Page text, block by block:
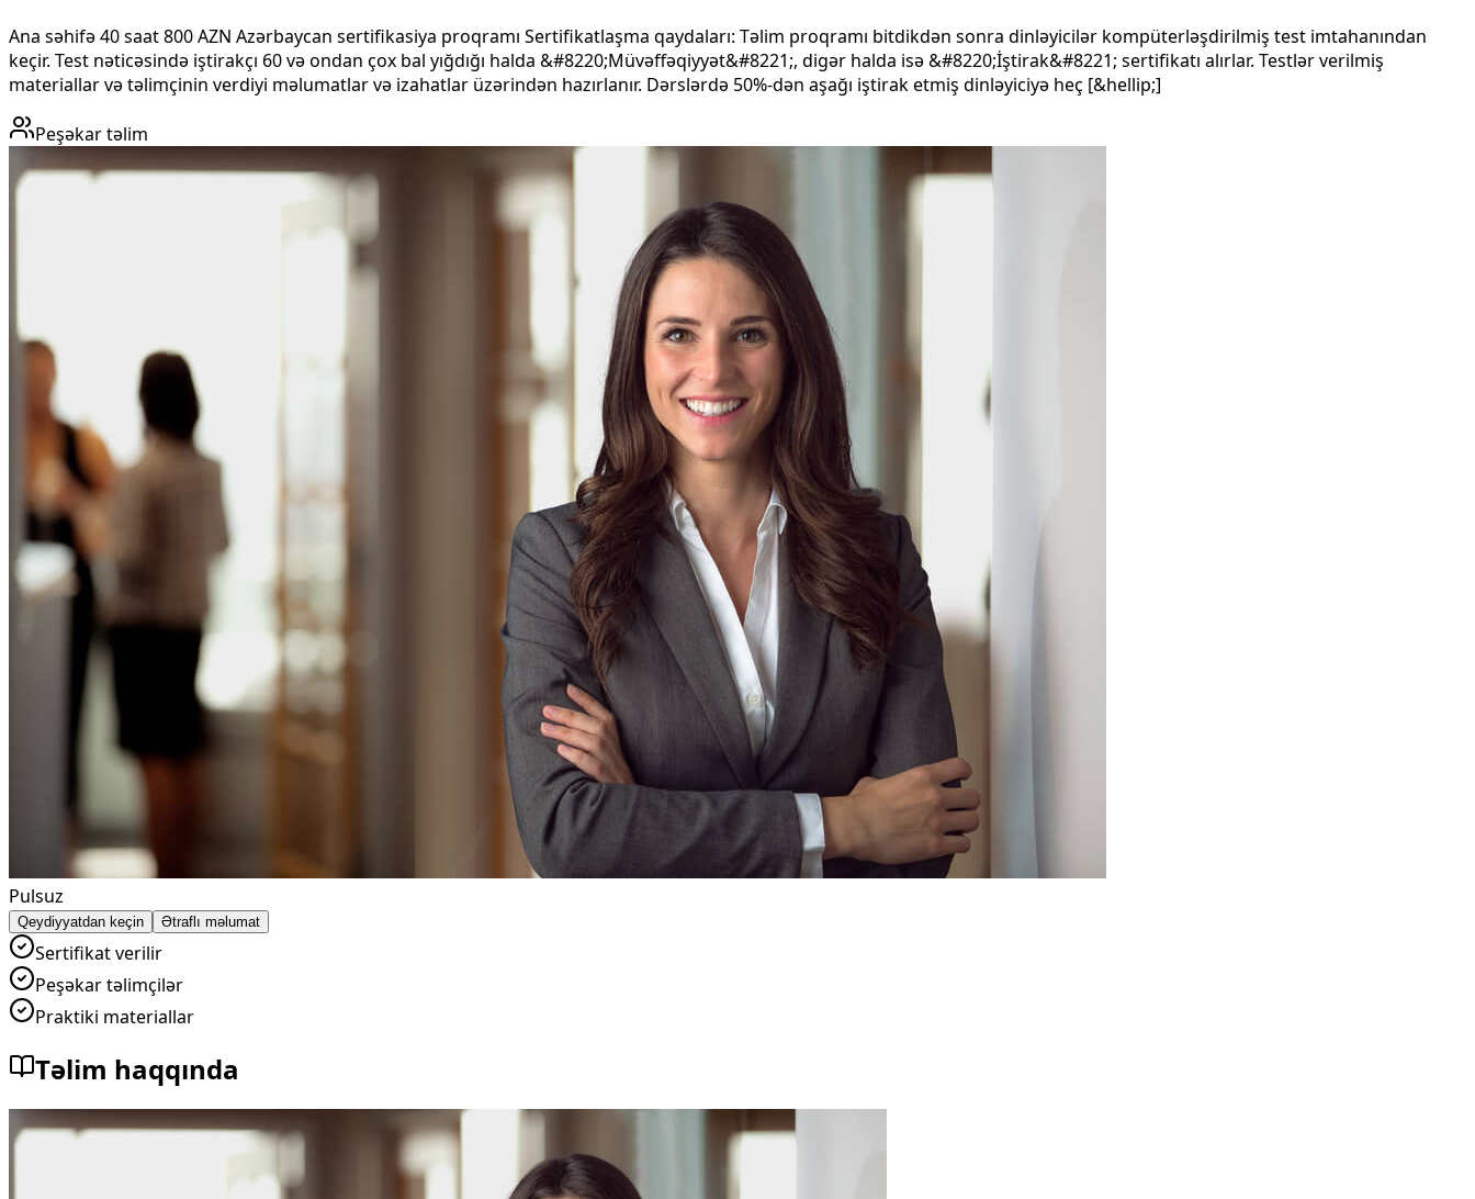
Ana səhifə 40 saat 800 AZN Azərbaycan sertifikasiya proqramı Sertifikatlaşma qaydaları: Təlim proqramı bitdikdən sonra dinləyicilər kompüterləşdirilmiş test imtahanından
keçir. Test nəticəsində iştirakçı 60 və ondan çox bal yığdığı halda &#8220;Müvəffəqiyyət&#8221;, digər halda isə &#8220;İştirak&#8221; sertifikatı alırlar. Testlər verilmiş
materiallar və təlimçinin verdiyi məlumatlar və izahatlar üzərindən hazırlanır. Dərslərdə 50%-dən aşağı iştirak etmiş dinləyiciyə heç [&hellip;]
Peşəkar təlim
Pulsuz
Qeydiyyatdan keçin Ətraflı məlumat
Sertifikat verilir
Peşəkar təlimçilər
Praktiki materiallar
Təlim haqqında